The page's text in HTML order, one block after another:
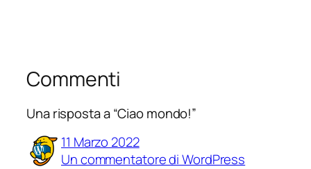
Commenti
Una risposta a “Ciao mondo!”
11 Marzo 2022
Un commentatore di WordPress